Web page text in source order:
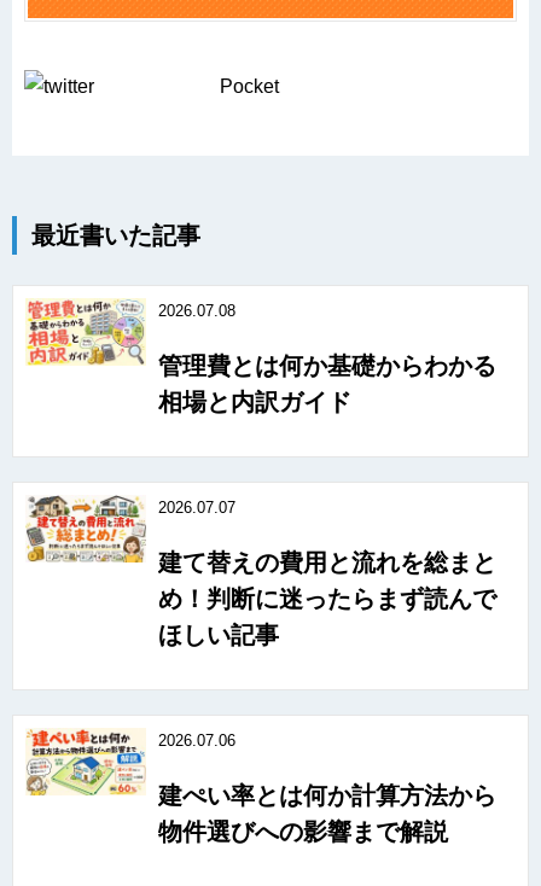
Pocket
最近書いた記事
2026.07.08
管理費とは何か基礎からわかる
相場と内訳ガイド
2026.07.07
建て替えの費用と流れを総まと
め！判断に迷ったらまず読んで
ほしい記事
2026.07.06
建ぺい率とは何か計算方法から
物件選びへの影響まで解説